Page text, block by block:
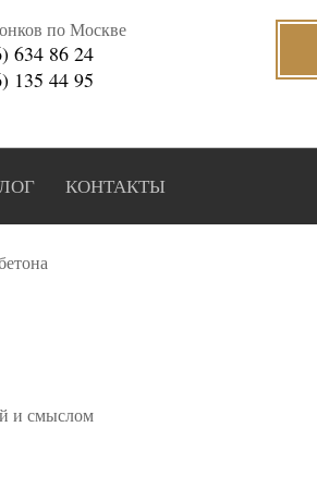
по Москве
634 86 24
135 44 95
КОНТАКТЫ
и смыслом